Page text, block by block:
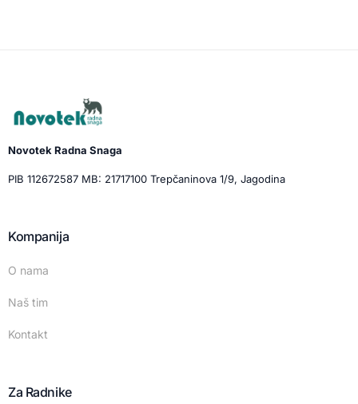
Novotek Radna Snaga
PIB 112672587 MB: 21717100 Trepčaninova 1/9, Jagodina
Kompanija
O nama
Naš tim
Kontakt
Za Radnike